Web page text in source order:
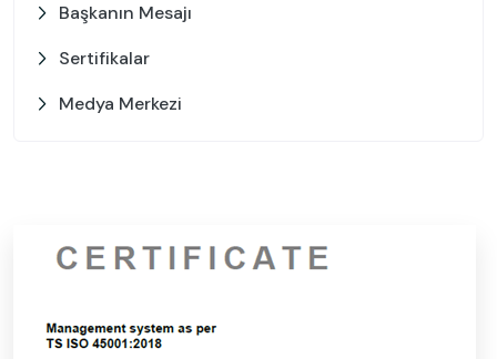
Başkanın Mesajı
Sertifikalar
Medya Merkezi